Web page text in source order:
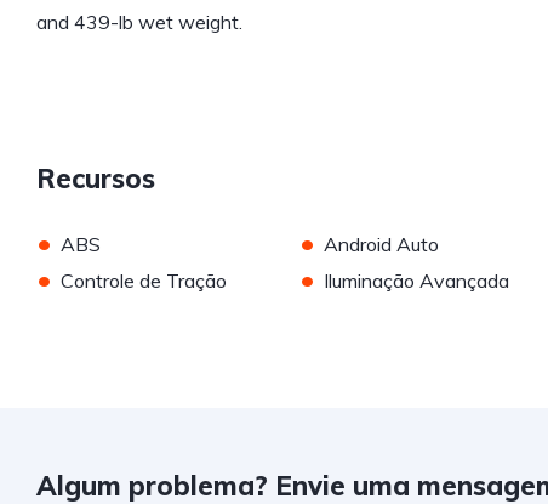
and 439-lb wet weight.
Recursos
• ABS • Android Auto
• Controle de Tração • Iluminação Avançada
Algum problema? Envie uma